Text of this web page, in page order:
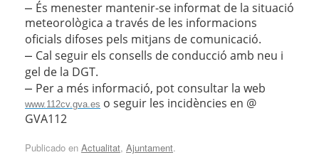
– És menester mantenir-se informat de la situació
meteorològica a través de les informacions
oficials difoses pels mitjans de comunicació.
– Cal seguir els consells de conducció amb neu i
gel de la DGT.
– Per a més informació, pot consultar la web
www.112cv.gva.es o seguir les incidències en @
GVA112
Publicado en Actualitat, Ajuntament.